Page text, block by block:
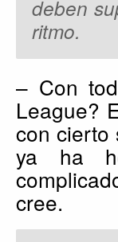
deben
ritmo.
– Con
League?
con cierto
ya ha
cree.